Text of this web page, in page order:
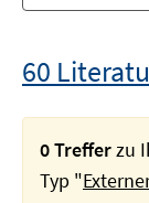
60
0 Trefferzu
Typ "